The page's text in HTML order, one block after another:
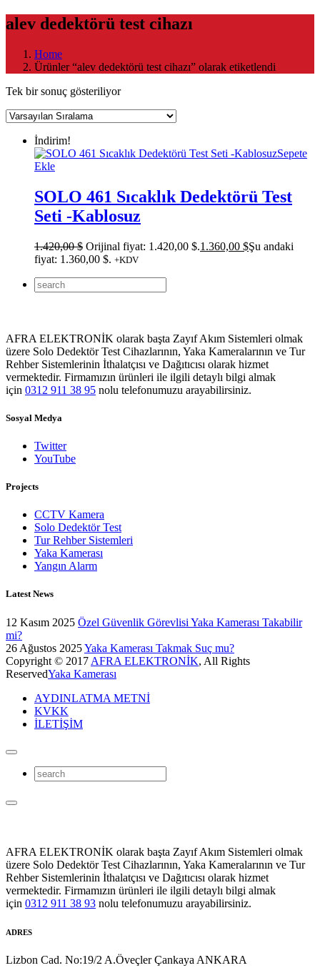
alev dedektörü test cihazı
Home
Ürünler “alev dedektörü test cihazı” olarak etiketlendi
Tek bir sonuç gösteriliyor
İndirim!
Sepete
Ekle
SOLO 461 Sıcaklık Dedektörü Test
Seti -Kablosuz
1.420,00$ Orijinal fiyat: 1.420,00 $.1.360,00 $Şu andaki
fiyat: 1.360,00 $. +KDV
AFRA ELEKTRONİK olarak başta Zayıf Akım Sistemleri olmak
üzere Solo Dedektör Test Cihazlarının, Yaka Kameralarının ve Tur
Rehber Sistemlerinin İthalatçısı ve Dağıtıcısı olarak hizmet
vermektedir. Firmamızın ürünleri ile ilgili detaylı bilgi almak
için 0312 911 38 95 nolu telefonumuzu arayabilirsiniz.
Sosyal Medya
Twitter
YouTube
Projects
CCTV Kamera
Solo Dedektör Test
Tur Rehber Sistemleri
Yaka Kamerası
Yangın Alarm
Latest News
12 Kasım 2025 Özel Güvenlik Görevlisi Yaka Kamerası Takabilir
mi?
26 Ağustos 2025Yaka Kamerası Takmak Suç mu?
Copyright © 2017 AFRA ELEKTRONİK, All Rights
ReservedYaka Kamerası
AYDINLATMA METNİ
KVKK
İLETİŞİM
AFRA ELEKTRONİK olarak başta Zayıf Akım Sistemleri olmak
üzere Solo Dedektör Test Cihazlarının, Yaka Kameralarının ve Tur
Rehber Sistemlerinin İthalatçısı ve Dağıtıcısı olarak hizmet
vermektedir. Firmamızın ürünleri ile ilgili detaylı bilgi almak
için 0312 911 38 93 nolu telefonumuzu arayabilirsiniz.
ADRES
Lizbon Cad. No:19/2 A.Öveçler Çankaya ANKARA